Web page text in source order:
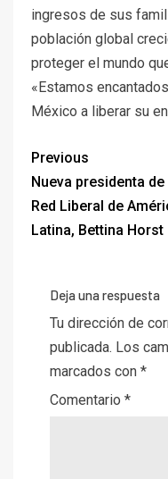
ingresos de sus
población global
proteger el mundo
«Estamos
México a liberar su
Previous
Nueva presidenta de
Red Liberal de
Latina, Bettina Horst
Deja una respuesta
Tu dirección de
publicada. Los
marcados con *
Comentario *